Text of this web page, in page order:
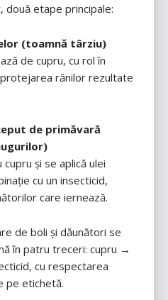
două etape principale:
(toamnă târziu)
de cupru, cu rol în
rănilor rezultate
de primăvară
și se aplică ulei
cu un insecticid,
care iernează.
de boli și dăunători se
în patru treceri: cupru →
cu respectarea
pe etichetă.